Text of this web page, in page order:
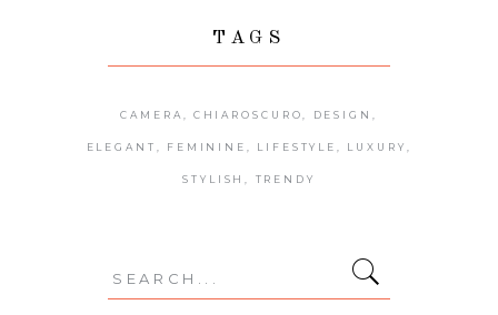
TAGS
CAMERA CHIAROSCURO DESIGN
ELEGANT FEMININE LIFESTYLE LUXURY
STYLISH TRENDY
Search
for: